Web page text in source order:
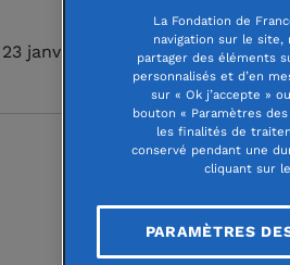
23 janvier 2025
Tous les trois
sur les
France et des
La Fondation de
navigation sur le site,
partager des éléments
personnalisés et d’en
sur « Ok j’accepte »
bouton « Paramètres
les finalités de
conservé pendant une
cliquant sur
PARAMÈTRES